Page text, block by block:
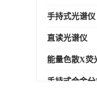
手持式光谱仪
直读光谱仪
能量色散X荧
手持式合金分